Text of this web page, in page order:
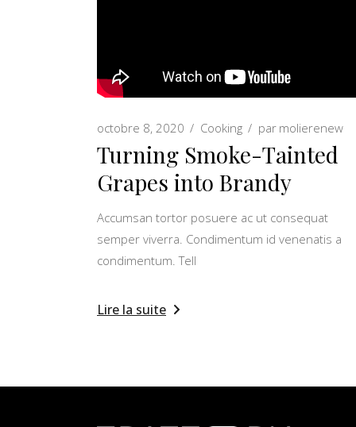
octobre 8, 2020 Cooking par molierenew
Turning Smoke-Tainted
Grapes into Brandy
Accumsan tortor posuere ac ut consequat
semper viverra. Condimentum id venenatis a
condimentum. Tell
Lire la suite